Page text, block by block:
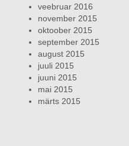
veebruar 2016
november 2015
oktoober 2015
september 2015
august 2015
juuli 2015
juuni 2015
mai 2015
märts 2015